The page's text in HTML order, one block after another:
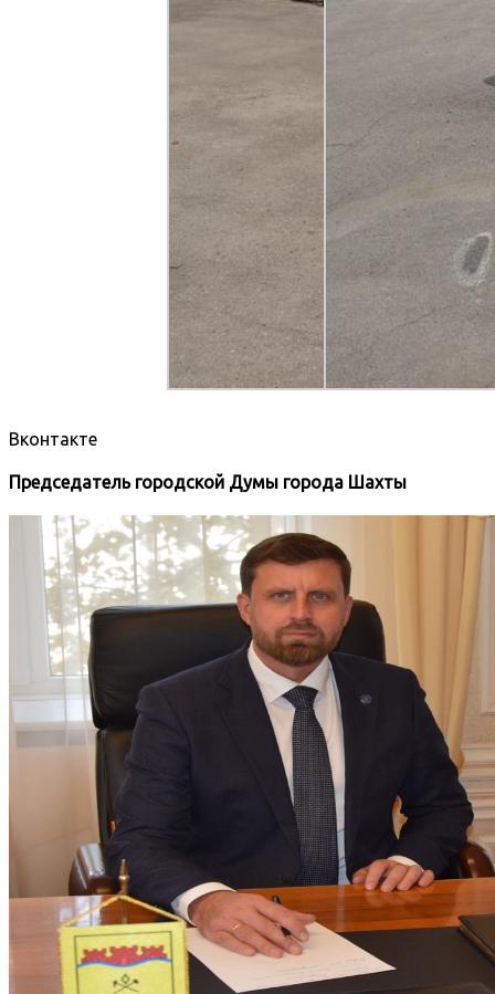
Вконтакте
Председатель городской Думы города Шахты